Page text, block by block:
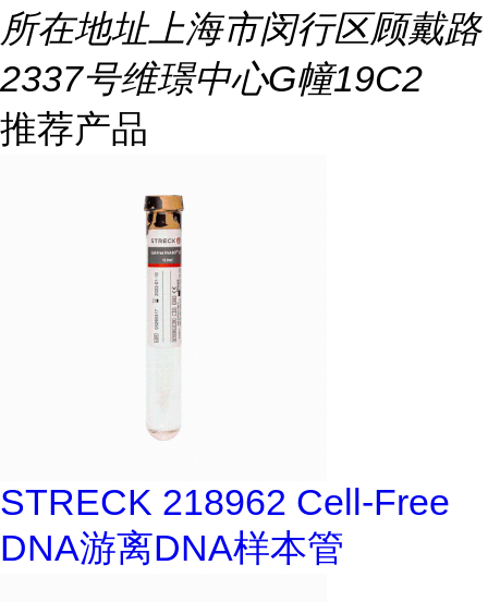
所在地址上海市闵行区顾戴路
2337号维璟中心G幢19C2
推荐产品
STRECK 218962 Cell-Free
DNA游离DNA样本管